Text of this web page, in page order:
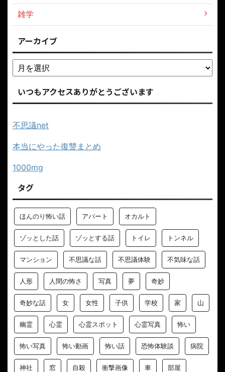
雑学
アーカイブ
いつもアクセスありがとうございます
不思議net
本当にやった復讐まとめ
1000mg
タグ
ほんのり怖い話 アパート オカルト
ゾッとした話 ゾッとする話 トイレ トンネル
マンション 不思議な話 不思議体験 不気味な話
人形 人間の怖さ 写真 夢 奇妙
奇妙な話 女 女性 子供 学校 家 山
幽霊 心霊 心霊スポット 心霊写真 怖い
怖い写真 怖い動画 怖い話 恐怖体験談 病院
神社 窓 自殺 衝撃画像 車 部屋